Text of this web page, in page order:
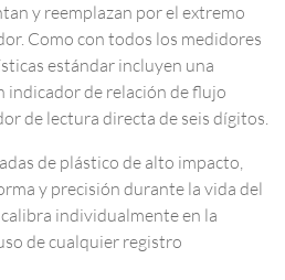
y reemplazan por el extremo
Como con todos los medidores
estándar incluyen una
indicador de relación de flujo
de lectura directa de seis dígitos.
de plástico de alto impacto,
y precisión durante la vida del
individualmente en la
de cualquier registro